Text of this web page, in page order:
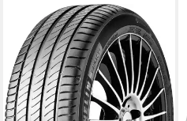
MICHELIN
Michelin Sommerreifen
MICHELIN, in verschiedenen
Ausführungen erhältlich
Kraftstoffeffizienz
Produktdatenblatt
Nasshaftung